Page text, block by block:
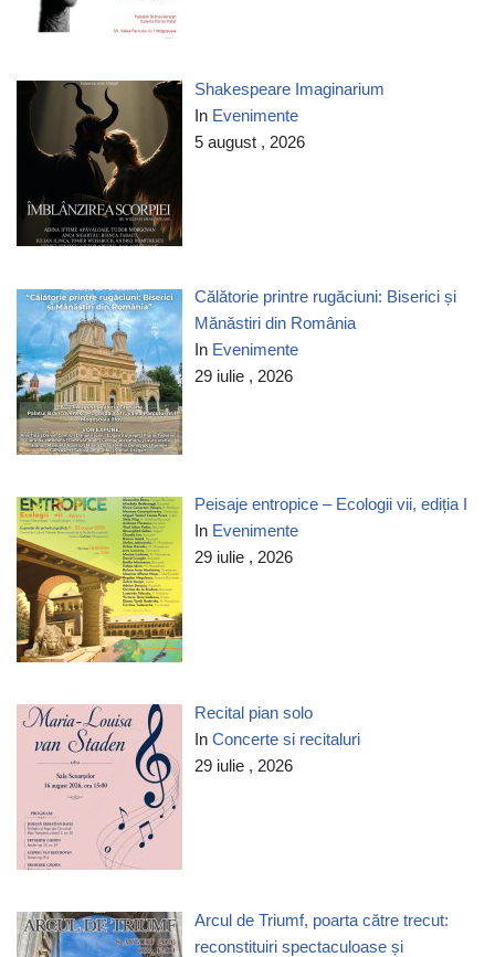
Shakespeare Imaginarium
In Evenimente
5 august , 2026
Călătorie printre rugăciuni: Biserici și
Mănăstiri din România
In Evenimente
29 iulie , 2026
Peisaje entropice – Ecologii vii, ediția I
In Evenimente
29 iulie , 2026
Recital pian solo
InConcerte si recitaluri
29 iulie , 2026
Arcul de Triumf, poarta către trecut:
reconstituiri spectaculoase și